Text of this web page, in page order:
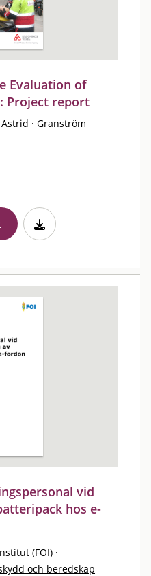
Evaluation of
Project report
· Granström
vid
hos e-
(FOI) ·
och beredskap